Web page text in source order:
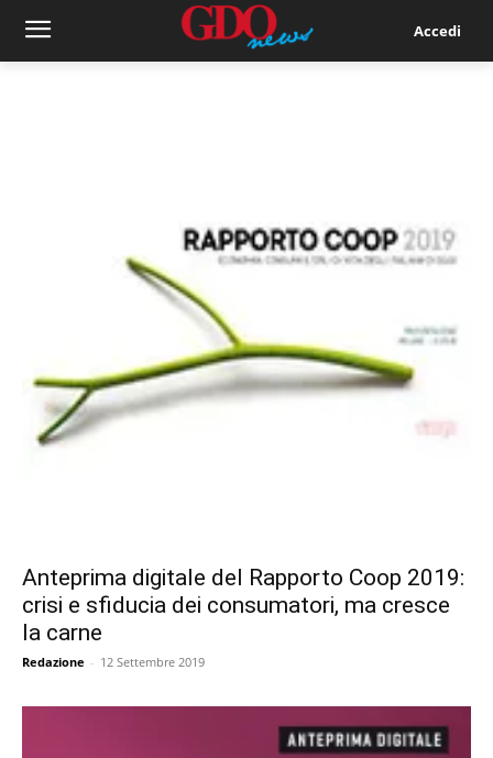
Accedi
Anteprima digitale del Rapporto Coop 2019:
crisi e sfiducia dei consumatori, ma cresce
la carne
Redazione - 12 Settembre 2019